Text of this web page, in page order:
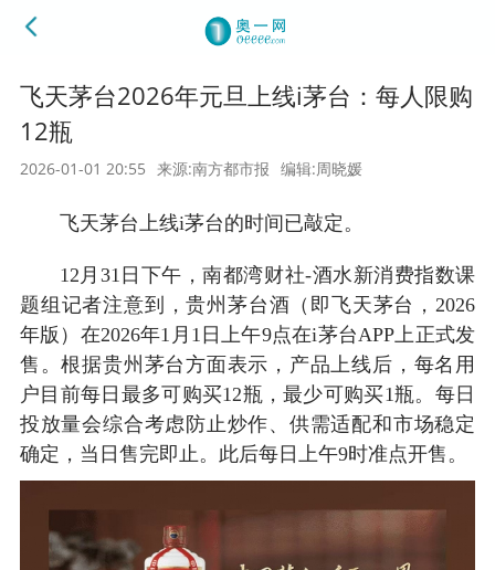
飞天茅台2026年元旦上线i茅台：每人限购
12瓶
2026-01-01 20:55 来源:南方都市报 编辑:周晓媛
飞天茅台上线i茅台的时间已敲定。
12月31日下午，南都湾财社-酒水新消费指数课
题组记者注意到，贵州茅台酒（即飞天茅台，2026
年版）在2026年1月1日上午9点在i茅台APP上正式发
售。根据贵州茅台方面表示，产品上线后，每名用
户目前每日最多可购买12瓶，最少可购买1瓶。每日
投放量会综合考虑防止炒作、供需适配和市场稳定
确定，当日售完即止。此后每日上午9时准点开售。